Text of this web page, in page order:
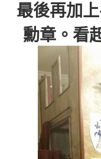
最後再加
勳章。看